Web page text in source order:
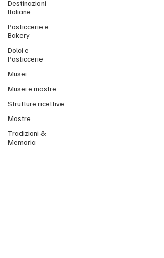
Destinazioni
Italiane
Pasticcerie e
Bakery
Dolci e
Pasticcerie
Musei
Musei e mostre
Strutture ricettive
Mostre
Tradizioni &
Memoria